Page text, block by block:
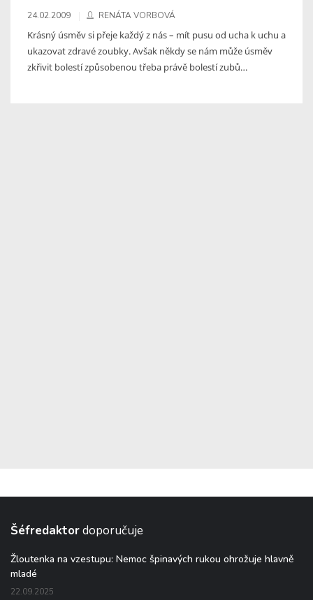
24.02.2009 RENÁTA VORBOVÁ
Krásný úsměv si přeje každý z nás – mít pusu od ucha k uchu a
ukazovat zdravé zoubky. Avšak někdy se nám může úsměv
zkřivit bolestí způsobenou třeba právě bolestí zubů…
Šéfredaktordoporučuje
Žloutenka na vzestupu: Nemoc špinavých rukou ohrožuje hlavně
mladé
22.09.2025